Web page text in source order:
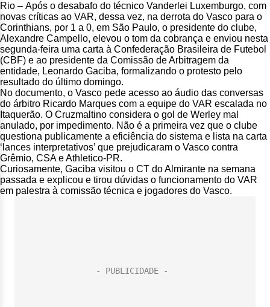
Rio – Após o desabafo do técnico Vanderlei Luxemburgo, com
novas críticas ao VAR, dessa vez, na derrota do Vasco para o
Corinthians, por 1 a 0, em São Paulo, o presidente do clube,
Alexandre Campello, elevou o tom da cobrança e enviou nesta
segunda-feira uma carta à Confederação Brasileira de Futebol
(CBF) e ao presidente da Comissão de Arbitragem da
entidade, Leonardo Gaciba, formalizando o protesto pelo
resultado do último domingo.
No documento, o Vasco pede acesso ao áudio das conversas
do árbitro Ricardo Marques com a equipe do VAR escalada no
Itaquerão. O Cruzmaltino considera o gol de Werley mal
anulado, por impedimento. Não é a primeira vez que o clube
questiona publicamente a eficiência do sistema e lista na carta
‘lances interpretativos’ que prejudicaram o Vasco contra
Grêmio, CSA e Athletico-PR.
Curiosamente, Gaciba visitou o CT do Almirante na semana
passada e explicou e tirou dúvidas o funcionamento do VAR
em palestra à comissão técnica e jogadores do Vasco.